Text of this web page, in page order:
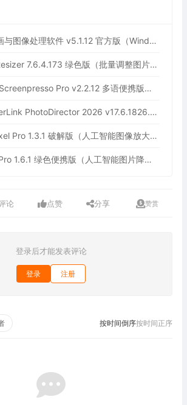
Paint.NET 绘画与图像处理软件 v5.1.12 官方版（Windows 免费开源图像编辑工具）
Light Image Resizer 7.6.4.173 绿色版（批量调整图片大小）
截图录像工具 Screenpresso Pro v2.2.12 多语便携版（截图录屏二合一的轻量工具）
相片大师 CyberLink PhotoDirector 2026 v17.6.1826.0 绿色便携版（强大的图片处理工具）
Topaz Gigapixel Pro 1.3.1 破解版（人工智能图像放大软件）
Topaz Photo Pro 1.6.1 绿色便携版（人工智能图片降噪软件）
论 点赞 分享 赞赏
登录后才能发表评论
登录 注册
按时间倒序按时间正序